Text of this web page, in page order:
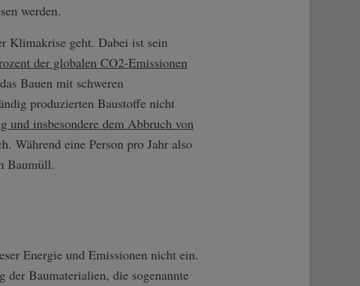
werden.
Klimakrise geht. Dabei ist sein
der globalen CO2-Emissionen
Bauen mit schweren
produzierten Baustoffe nicht
und insbesondere dem Abbruch von
Während eine Person pro Jahr also
Baumüll.
Energie und Emissionen nicht ein.
Baumaterialien, die sogenannte